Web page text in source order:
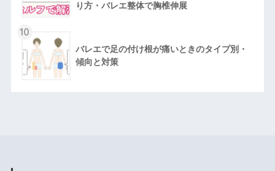
り方・バレエ整体で胸椎伸展
10
バレエで足の付け根が痛いときのタイプ別・
傾向と対策